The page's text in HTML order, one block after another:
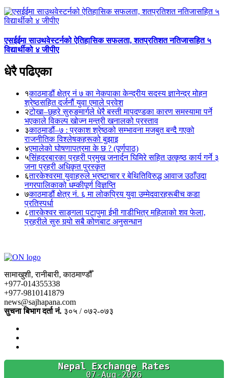
एसईईमा साउथवेस्टर्नको ऐतिहासिक सफलता, शतप्रतिशत नतिजासहित ५
विद्यार्थीको ४ जीपीए
धेरै पढिएका
१काठमाडौं क्षेत्र नं ७ का नेकपाका केन्द्रीय सदस्य ज्ञानेन्द्र मोहन
श्रेष्ठसहित दर्जनौं युवा एमाले प्रवेश
२टोखा–छहरे सुरुङमार्गले धेरै बस्ती मापदण्डका कारण समस्यामा पर्ने
भएकाले विकल्प खोज्न मन्त्री खनालको प्रस्ताव
३काठमाडौं–७ : प्रकाश श्रेष्ठको सम्भावना मजबुत बन्दै गएको
राजनीतिक विश्लेषकहरूको बुझाइ
४एमालेको घोषणापत्रमा के छ ? (पूर्णपाठ)
५सिंहदरबारका प्रहरी प्रमुख जनार्दन घिमिरे सहित उत्कृष्ठ कार्य गर्ने ३
जना प्रहरी अधिकृत पुरस्कृत
६तारकेश्वरमा युवाहरुले भ्रष्टाचार र बेथितिविरुद्ध आवाज उठाँउदा
नगरपालिकाको धम्कीपूर्ण विज्ञप्ति
७काठमाडौं क्षेत्र नं. ६ मा लोकप्रिय युवा उम्मेदवारहरूबीच कडा
प्रतिस्पर्धा
८तारकेश्वर साङ्गला पटापुमा ईभी गाडीभित्र महिलाको शव फेला,
प्रहरीले सुरु गर्‍यो सबै कोणबाट अनुसन्धान
सामाखुशी, रानीबारी, काठमाण्डौँ
+977-014355338
+977-9810141879
news@sajhapana.com
सुचना बिभाग दर्ता नं. ३०५ / ०७२-०७३